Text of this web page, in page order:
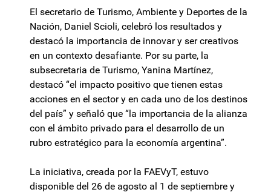
El secretario de Turismo, Ambiente y Deportes de la
Nación, Daniel Scioli, celebró los resultados y
destacó la importancia de innovar y ser creativos
en un contexto desafiante. Por su parte, la
subsecretaria de Turismo, Yanina Martínez,
destacó “el impacto positivo que tienen estas
acciones en el sector y en cada uno de los destinos
del país” y señaló que “la importancia de la alianza
con el ámbito privado para el desarrollo de un
rubro estratégico para la economía argentina”.
La iniciativa, creada por la FAEVyT, estuvo
disponible del 26 de agosto al 1 de septiembre y